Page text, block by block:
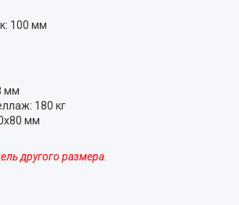
100 мм
мм
180 кг
мм
другого размера.